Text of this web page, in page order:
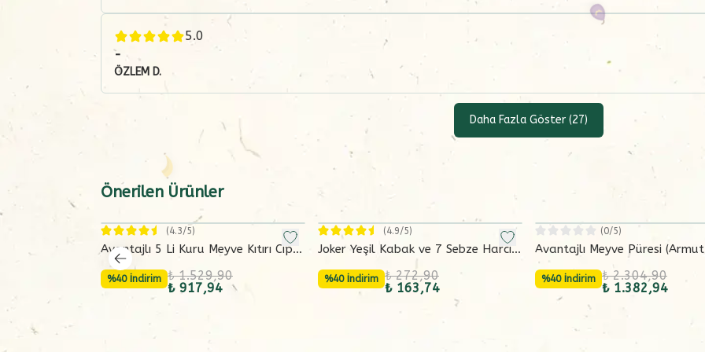
5.0
-
ÖZLEM D.
Daha Fazla Göster (27)
Önerilen Ürünler
(4.3/5)
Avantajlı 5 Li Kuru Meyve Kıtırı Cipsi
Seti Freeze Dried
%40 İndirim ₺ 1.529,90
₺ 917,94
(4.9/5)
Joker Yeşil Kabak ve 7 Sebze Harcı
%40 İndirim ₺ 272,90
₺ 163,74
(0/5)
Avantajlı Meyve Püresi
Kayısı-İncir) 6x130 g
%40 İndirim ₺ 2.304,90
₺ 1.382,94